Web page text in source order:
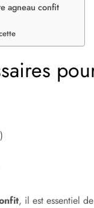
agneau confit
, il est essentiel